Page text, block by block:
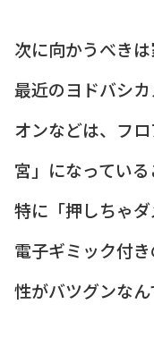
次に向かうべきは
最近のヨドバシ
オンなどは、フ
宮」になっている
特に「押しちゃ
電子ギミック付
性がバツグンなん